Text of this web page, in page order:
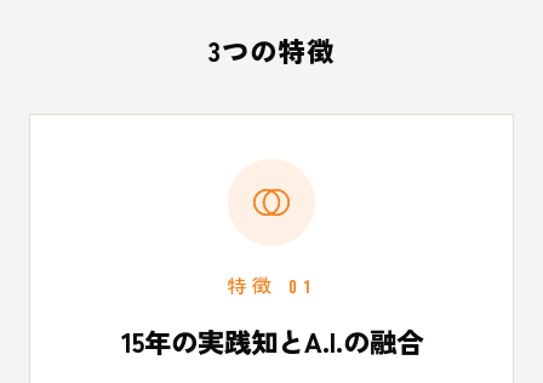
3つの特徴
特徴 01
15年の実践知とA.I.の融合